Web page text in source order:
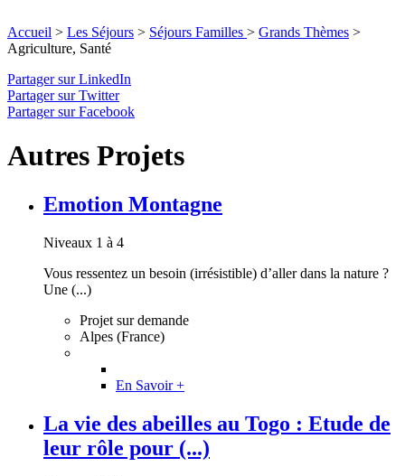
Accueil > Les Séjours > Séjours Familles > Grands Thèmes >
Agriculture, Santé
Partager sur LinkedIn
Partager sur Twitter
Partager sur Facebook
Autres Projets
Emotion Montagne
Niveaux 1 à 4
Vous ressentez un besoin (irrésistible) d’aller dans la nature ?
Une (...)
Projet sur demande
Alpes (France)
En Savoir +
La vie des abeilles au Togo : Etude de
leur rôle pour (...)